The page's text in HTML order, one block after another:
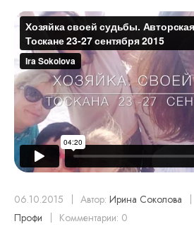
06.10.2015 Автор: Ирина Соколова
Профи
Комментарии: 0